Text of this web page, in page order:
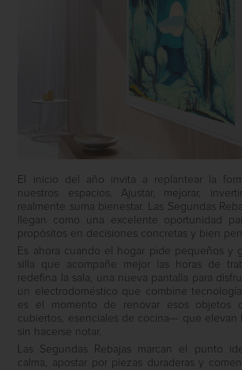
El inicio del año invita a replantear la
nuestros espacios. Ajustar, mejorar,
realmente suma bienestar. Las Segundas
llegan como una excelente oportunidad
propósitos en decisiones concretas y bien
Es ahora cuando el hogar pide pequeños y
silla que acompañe mejor las horas de
redefina la sala, una nueva pantalla para
un electrodoméstico que combine
es el momento de renovar esos objetos
cubiertos, esenciales de cocina— que elevan
sin hacerse notar.
Las Segundas Rebajas marcan el punto
calma, apostar por piezas duraderas y